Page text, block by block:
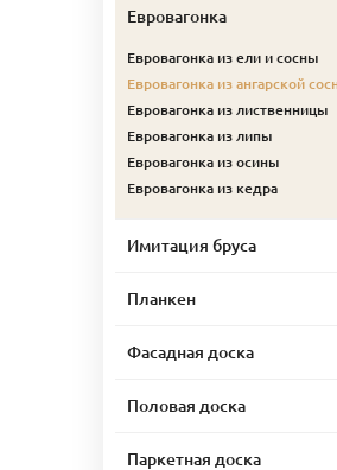
Евровагонка
Евровагонка из ели и сосны
Евровагонка из ангарской
Евровагонка из лиственницы
Евровагонка из липы
Евровагонка из осины
Евровагонка из кедра
Имитация бруса
Планкен
Фасадная доска
Половая доска
Паркетная доска